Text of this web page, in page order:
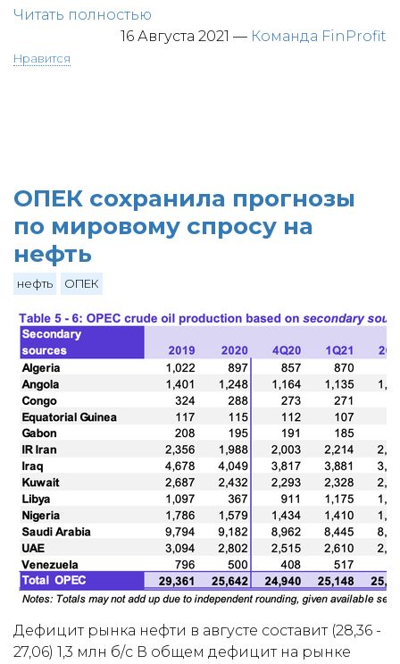
Читать полностью
16 Августа 2021 — Команда FinProfit
Нравится
ОПЕК сохранила прогнозы
по мировому спросу на
нефть
нефть ОПЕК
Дефицит рынка нефти в августе составит (28,36 -
27,06) 1,3 млн б/с В общем дефицит на рынке